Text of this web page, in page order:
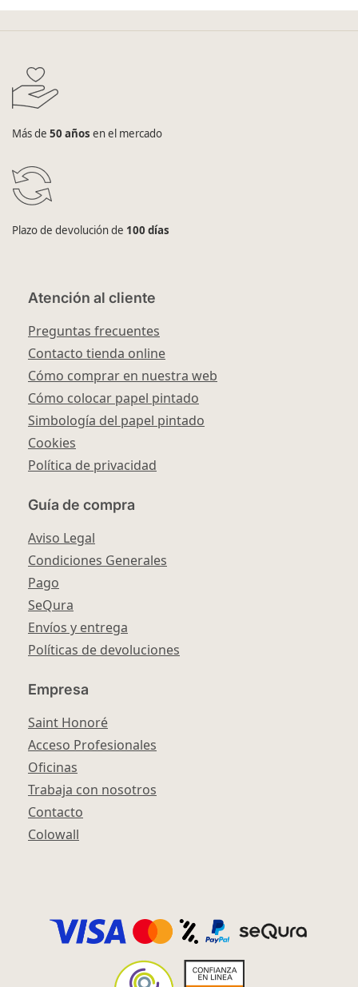
Más de 50 años en el mercado
Plazo de devolución de 100 días
Atención al cliente
Preguntas frecuentes
Contacto tienda online
Cómo comprar en nuestra web
Cómo colocar papel pintado
Simbología del papel pintado
Cookies
Política de privacidad
Guía de compra
Aviso Legal
Condiciones Generales
Pago
SeQura
Envíos y entrega
Políticas de devoluciones
Empresa
Saint Honoré
Acceso Profesionales
Oficinas
Trabaja con nosotros
Contacto
Colowall